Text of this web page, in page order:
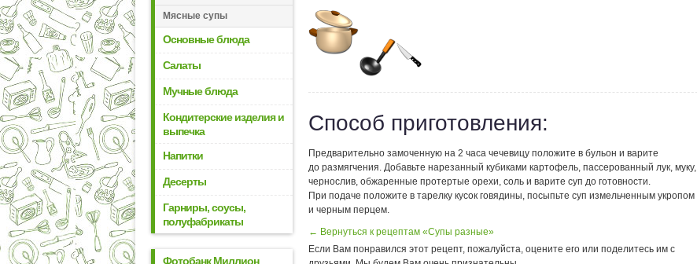
Мясные супы
Основные блюда
Салаты
Мучные блюда
Кондитерские изделия и
выпечка
Напитки
Десерты
Гарниры, соусы,
полуфабрикаты
Фотобанк Миллион
Способ приготовления:
Предварительно замоченную на 2 часа чечевицу положите в бульон и варите
до размягчения. Добавьте нарезанный кубиками картофель, пассерованный лук, муку,
чернослив, обжаренные протертые орехи, соль и варите суп до готовности.
При подаче положите в тарелку кусок говядины, посыпьте суп измельченным укропом
и черным перцем.
← Вернуться к рецептам «Супы разные»
Если Вам понравился этот рецепт, пожалуйста, оцените его или поделитесь им с